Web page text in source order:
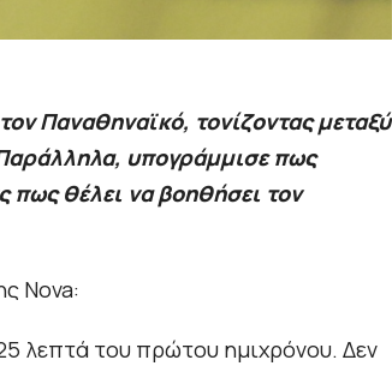
Παναθηναϊκό, τονίζοντας μεταξύ
υπογράμμισε πως
θέλει να βοηθήσει τον
Nova:
λεπτά του πρώτου ημιχρόνου. Δεν